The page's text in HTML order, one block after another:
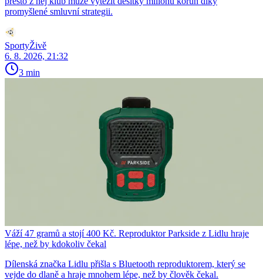
promyšlené smluvní strategii.
SportyŽivě
6. 8. 2026, 21:32
3 min
Váží 47 gramů a stojí 400 Kč. Reproduktor Parkside z Lidlu hraje
lépe, než by kdokoliv čekal
Dílenská značka Lidlu přišla s Bluetooth reproduktorem, který se
vejde do dlaně a hraje mnohem lépe, než by člověk čekal.